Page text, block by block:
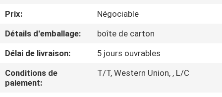
D'USINE
CONTRÔLE
DE
QUALITÉ
Prix:
Négociable
Détails d'emballage:
boîte de carton
Délai de livraison:
5 jours ouvrables
Conditions de
paiement:
T/T, Western Union, , L/C